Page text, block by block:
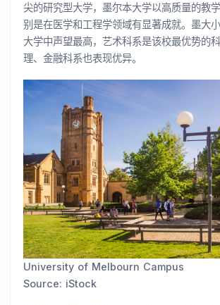
尖的研究型大学，墨尔本大学以高质量的教
别是在医学和工程学领域有显著成就。墨大
大学中声望最高，艺术科系是该校最优势的
理、金融科系也表现优异。
University of Melbourn Campus
Source: iStock